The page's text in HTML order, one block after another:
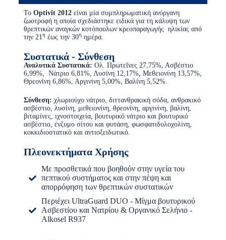
Το Optivit 2012 είναι μία συμπληρωματική ανόργανη
ζωοτροφή η οποία σχεδιάστηκε ειδικά για τη κάλυψη των
θρεπτικών αναγκών κοτόπουλων κρεοπαραγωγής ηλικίας από
την 21ηέως την 30ηημέρα.
Συστατικά - Σύνθεση
Αναλυτικά Συστατικά: Ολ. Πρωτεΐνες 27,75%, Ασβέστιο
6,99%, Νάτριο 6,81%, Λυσίνη 12,17%, Μεθειονίνη 13,57%,
Θρεονίνη 6,86%, Αργινίνη 5,00%, Βαλίνη 5,52%.
Σύνθεση: χλωριούχο νάτριο, διττανθρακική σόδα, ανθρακικό
ασβέστιο, λυσίνη, μεθειονίνη, θρεονίνη, αργινίνη, βαλίνη,
βιταμίνες, ιχνοστοιχεία, βουτυρικό νάτριο και βουτυρικό
ασβέστιο, ένζυμο σίτου και φυτάση, φωσφατιδυλοχολίνη,
κοκκιδιοστατικό και αντιοξειδωτικό.
Πλεονεκτήματα Χρήσης
Με προσθετικά που βοηθούν στην υγεία του
πεπτικού συστήματος και στην πέψη και
απορρόφηση των θρεπτικών συστατικών
Περιέχει UltraGuard DUO - Μίγμα βουτυρικού
Ασβεστίου και Νατρίου & Οργανικό Σελήνιο -
Alkosel R937